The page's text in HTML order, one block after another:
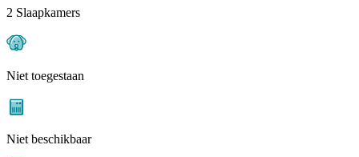
2 Slaapkamers
Niet toegestaan
Niet beschikbaar